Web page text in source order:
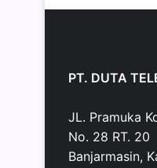
PT. DUTA
JL. Pramuka
No. 28 RT. 20
Banjarmasin,